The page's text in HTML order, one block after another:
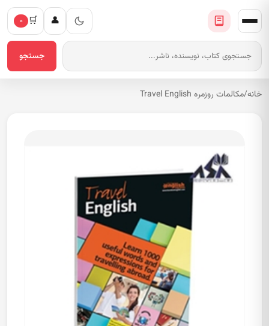
جستجو
👤
🛒 ۰
خانه/مکالمات روزمره Travel English